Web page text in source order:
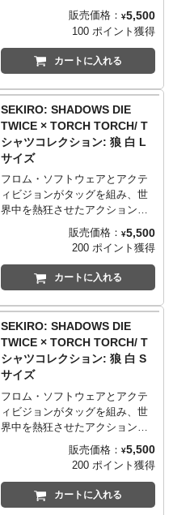
※杢灰のみ 綿90%、ポリエステ
ル10% 5.6oz ヘビーウェイトボ
TORCH TORCH OFFICIAL
SITE：https://torchtorch.jp/
■サイズ（着丈／身幅／肩幅／袖
Sサイズ （65cm／49cm／42cm
／19cm）
／20cm）
Lサイズ （73cm／55cm／50cm
／22cm）
XLサイズ （77cm／58cm／
54cm／24cm）
XXLサイズ （84cm／68cm／
60cm／26cm）
──────────────────
綿100% 5.6oz ヘビーウェイトボ
※杢灰のみ 綿90%、ポリエステ
ル10% 5.6oz ヘビーウェイトボ
TORCH TORCH OFFICIAL
SITE：https://torchtorch.jp/
『SEKIRO: SHADOWS DIE
TWICE』。「TORCH TORCH」
とのコラボレーションTシャツが
待望の登場です！
プレイヤーのなかに印象深く残
顔。その狼の精悍な姿を、荒々
しくも繊細な鉛筆画で表現いた
しました。高精細シルクスクリ
ーンを使用し、柔らかな染み込
みインクを使用することで描写
の細部までを忠実に再現。画
家・青木薫氏の描き下ろしによ
る、静謐かつ迫力ある仕上がり
生地はしっかりとした厚みの5.6
オンスを採用。着心地が良く、
何度洗っても型崩れしづらく風
合いが出るのが特徴です。
■サイズ（着丈／身幅／肩幅／袖
丈）
Sサイズ （65cm／49cm／42cm
／19cm）
Mサイズ （69cm／52cm／46cm
／20cm）
Lサイズ （73cm／55cm／50cm
／22cm）
54cm／24cm）
XXLサイズ （84cm／68cm／
60cm／26cm）
──────────────────
販売価格： ¥5,500
100 ポイント獲得
カートに入れる
SEKIRO: SHADOWS DIE
TWICE × TORCH TORCH/ T
シャツコレクション: 狼 白 L
サイズ
フロム・ソフトウェアとアクテ
ィビジョンがタッグを組み、世
界中を熱狂させたアクション・
アドベンチャーゲーム
『SEKIRO: SHADOWS DIE
TWICE』。「TORCH TORCH」
とのコラボレーションTシャツが
待望の登場です！
プレイヤーのなかに印象深く残
顔。その狼の精悍な姿を、荒々
しくも繊細な鉛筆画で表現いた
しました。高精細シルクスクリ
ーンを使用し、柔らかな染み込
みインクを使用することで描写
の細部までを忠実に再現。画
家・青木薫氏の描き下ろしによ
生地はしっかりとした厚みの5.6
オンスを採用。着心地が良く、
何度洗っても型崩れしづらく風
販売価格： ¥5,500
200 ポイント獲得
カートに入れる
SEKIRO: SHADOWS DIE
TWICE × TORCH TORCH/ T
シャツコレクション: 狼 白 S
サイズ
フロム・ソフトウェアとアクテ
ィビジョンがタッグを組み、世
界中を熱狂させたアクション・
アドベンチャーゲーム
『SEKIRO: SHADOWS DIE
TWICE』。「TORCH TORCH」
とのコラボレーションTシャツが
待望の登場です！
販売価格： ¥5,500
200 ポイント獲得
カートに入れる